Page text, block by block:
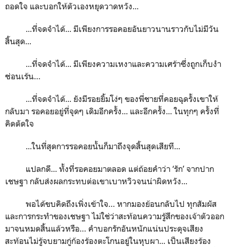
ถอดใจ และบอกให้ตัวเองหยุดวาดหวัง...
...ที่จดจำได้... มีเพียงการรอคอยอันยาวนานราวกับไม่มีวัน
สิ้นสุด...
...ที่จดจำได้... มีเพียงความเหงาและความเศร้าซึ่งถูกเก็บงำ
ซ่อนเร้น…
...ที่จดจำได้... ยังมีรอยยิ้มโง่ๆ ของพี่ชายที่คอยฉุดรั้งเขาให้
กลับมา รอคอยอยู่ที่จุดๆ เดิมอีกครั้ง... และอีกครั้ง... ในทุกๆ ครั้งที่
คิดตัดใจ
...ในที่สุดการรอคอยนั้นก็มาถึงจุดสิ้นสุดเสียที...
แปลกดี... ทั้งที่รอคอยมาตลอด แต่ถ้อยคำว่า ‘รัก’ จากปาก
เชษฐา กลับส่งผลกระทบต่อเขาเบาหวิวจนน่าผิดหวัง...
พอได้ขบคิดถึงเพิ่งเข้าใจ… หากมองย้อนกลับไป ทุกสัมผัส
และการกระทำของเชษฐา ไม่ใช่ว่าสะท้อนความรู้สึกของเจ้าตัวออก
มาจนหมดสิ้นแล้วหรือ… คำบอกรักอันหนักแน่นประดุจเสียง
สะท้อนไม่รู้จบยามกู่ก้องร้องตะโกนอยู่ในหุบผา... เป็นเสียงร้อง